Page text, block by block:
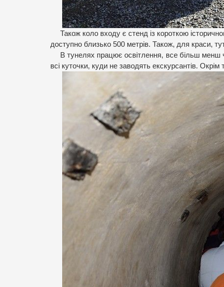
Також коло входу є стенд із короткою
доступно близько 500 метрів. Також, для краси,
В тунелях працює освітлення, все більш менш
всі куточки, куди не заводять екскурсантів.